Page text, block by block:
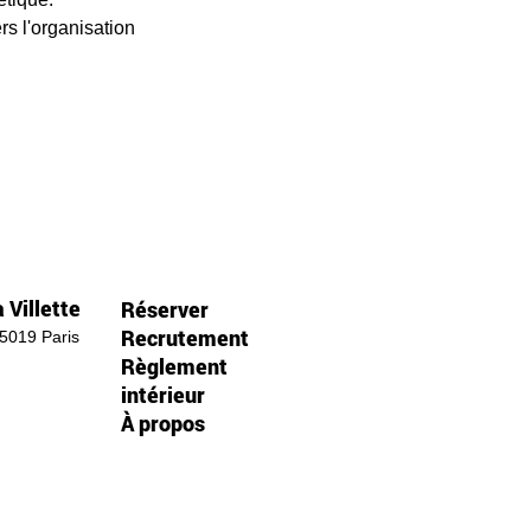
l'organisation
Villette
Paris
Réserver
Recrutement
Règlement
intérieur
À propos